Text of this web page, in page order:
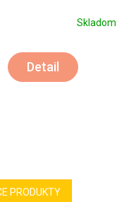
Skladom
Detail
PRODUKTY